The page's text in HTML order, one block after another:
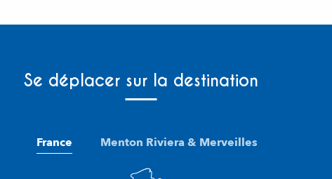
Se déplacer sur la destination
France Menton Riviera & Merveilles